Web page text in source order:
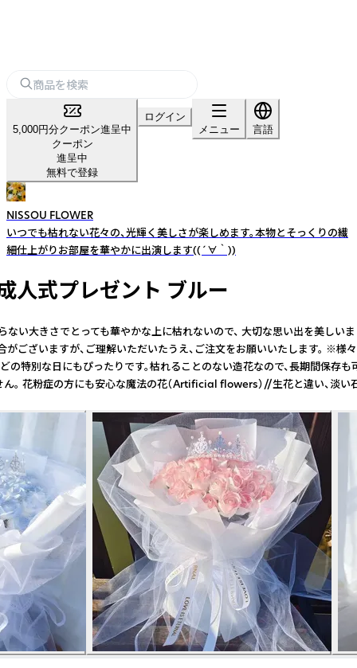
5,000円分クーポン進呈中
クーポン
進呈中
無料で登録
ログイン
メニュー
言語
NISSOU FLOWER
いつでも枯れない花々の、光輝く美しさが楽しめます。本物とそっくりの繊
細仕上がりお部屋を華やかに出演します((´∀｀))
人式プレゼント ブルー
きさでとっても華やかな上に枯れないので、 大切な思い出を美し
すが、ご理解いただいたうえ、ご注文をお願いいたします。 ※様
日にもぴったりです。枯れることのない造花なので、長期間保
症の方にも安心な魔法の花（Artificial flowers）//生花と違い、